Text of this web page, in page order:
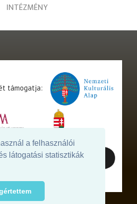
a felhasználói
látogatási statisztikák
INTÉZMÉNY
támogatja: